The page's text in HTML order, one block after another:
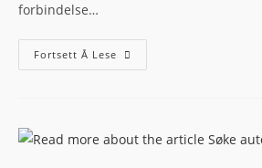
forbindelse…
Fortsett Å Lese